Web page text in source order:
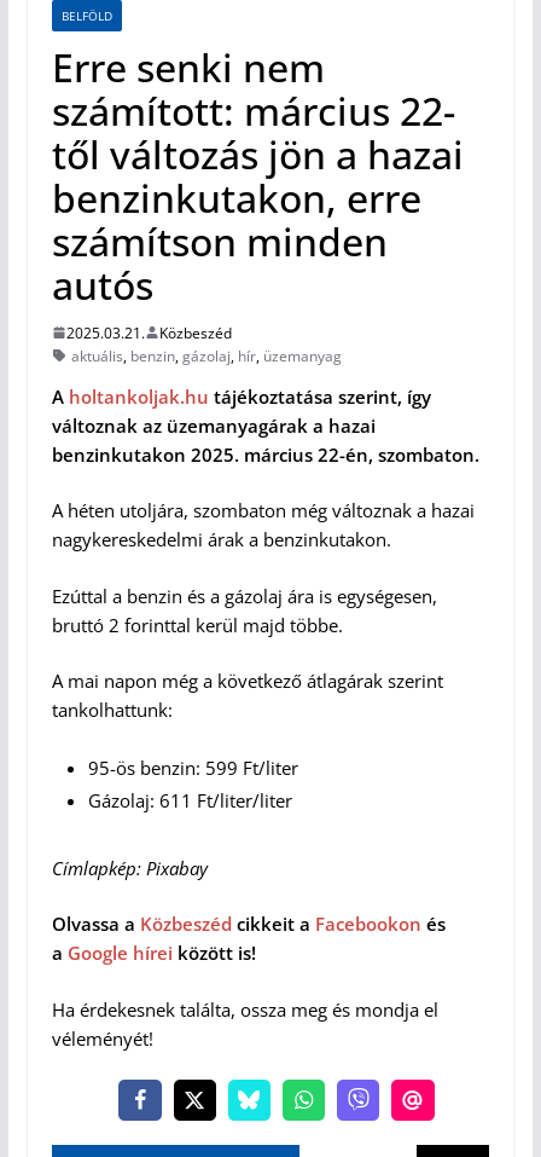
BELFÖLD
Erre senki nem
számított: március 22-
től változás jön a hazai
benzinkutakon, erre
számítson minden
autós
2025.03.21.
Közbeszéd
aktuális, benzin,gázolaj, hír, üzemanyag
A holtankoljak.hu tájékoztatása szerint, így
változnak az üzemanyagárak a hazai
benzinkutakon 2025. március 22-én, szombaton.
A héten utoljára, szombaton még változnak a hazai
nagykereskedelmi árak a benzinkutakon.
Ezúttal a benzin és a gázolaj ára is egységesen,
bruttó 2 forinttal kerül majd többe.
A mai napon még a következő átlagárak szerint
tankolhattunk:
95-ös benzin: 599 Ft/liter
Gázolaj: 611 Ft/liter/liter
Címlapkép: Pixabay
Olvassa a Közbeszéd cikkeit a Facebookon és
a Google hírei között is!
Ha érdekesnek találta, ossza meg és mondja el
véleményét!